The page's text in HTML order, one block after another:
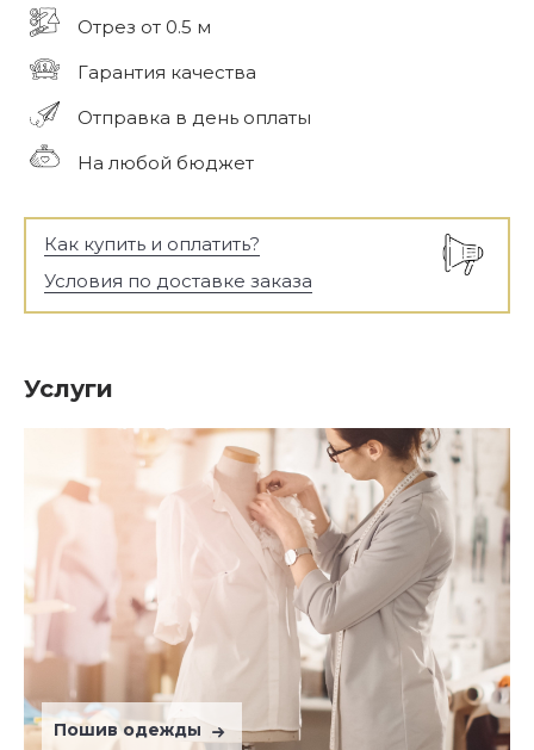
Отрез от 0.5 м
Гарантия качества
Отправка в день оплаты
На любой бюджет
Как купить и оплатить?
Условия по доставке заказа
Услуги
Пошив одежды